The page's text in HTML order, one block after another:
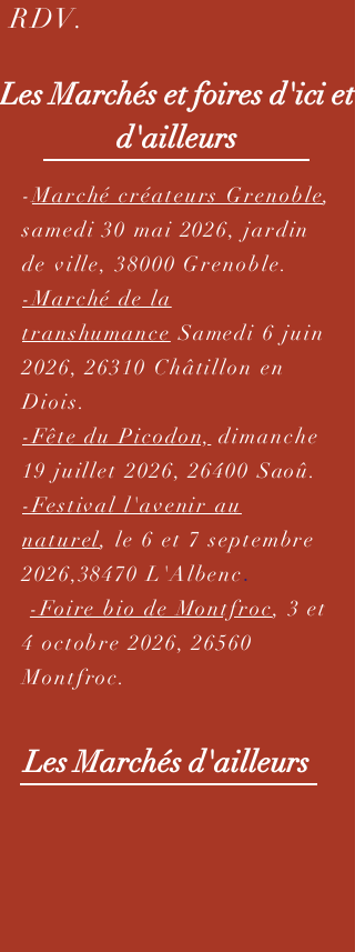
RDV.
Les Marchés et foires d'ici et
d'ailleurs
-Marché créateurs Grenoble,
samedi 30 mai 2026, jardin
de ville, 38000 Grenoble.
-Marché de la
transhumance Samedi 6 juin
2026, 26310 Châtillon en
Diois.
-Fête du Picodon, dimanche
19 juillet 2026, 26400 Saoû.
-Festival l'avenir au
naturel, le 6 et 7 septembre
2026,38470 L'Albenc.
-Foire bio de Montfroc, 3 et
4 octobre 2026, 26560
Montfroc.
Les Marchés d'ailleurs